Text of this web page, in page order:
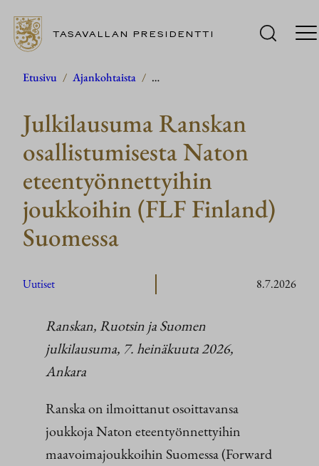
Siirry
TASAVALLAN PRESIDENTTI
Etusivu / Ajankohtaista / …
Julkilausuma Ranskan
osallistumisesta Naton
eteentyönnettyihin
joukkoihin (FLF Finland)
Suomessa
Uutiset 8.7.2026
Ranskan, Ruotsin ja Suomen
julkilausuma, 7. heinäkuuta 2026,
Ankara
Ranska on ilmoittanut osoittavansa
joukkoja Naton eteentyönnettyihin
maavoimajoukkoihin Suomessa (Forward